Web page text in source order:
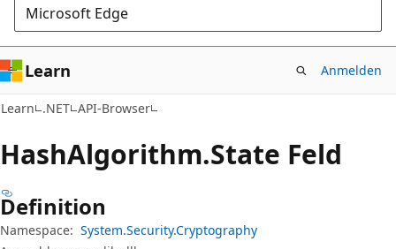
Microsoft Edge
Learn Anmelden
Learn .NET API-Browser
HashAlgorithm.State Feld
Definition
Namespace: System.Security.Cryptography